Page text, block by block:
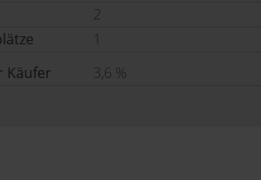
2
1
Käufer
3,6 %